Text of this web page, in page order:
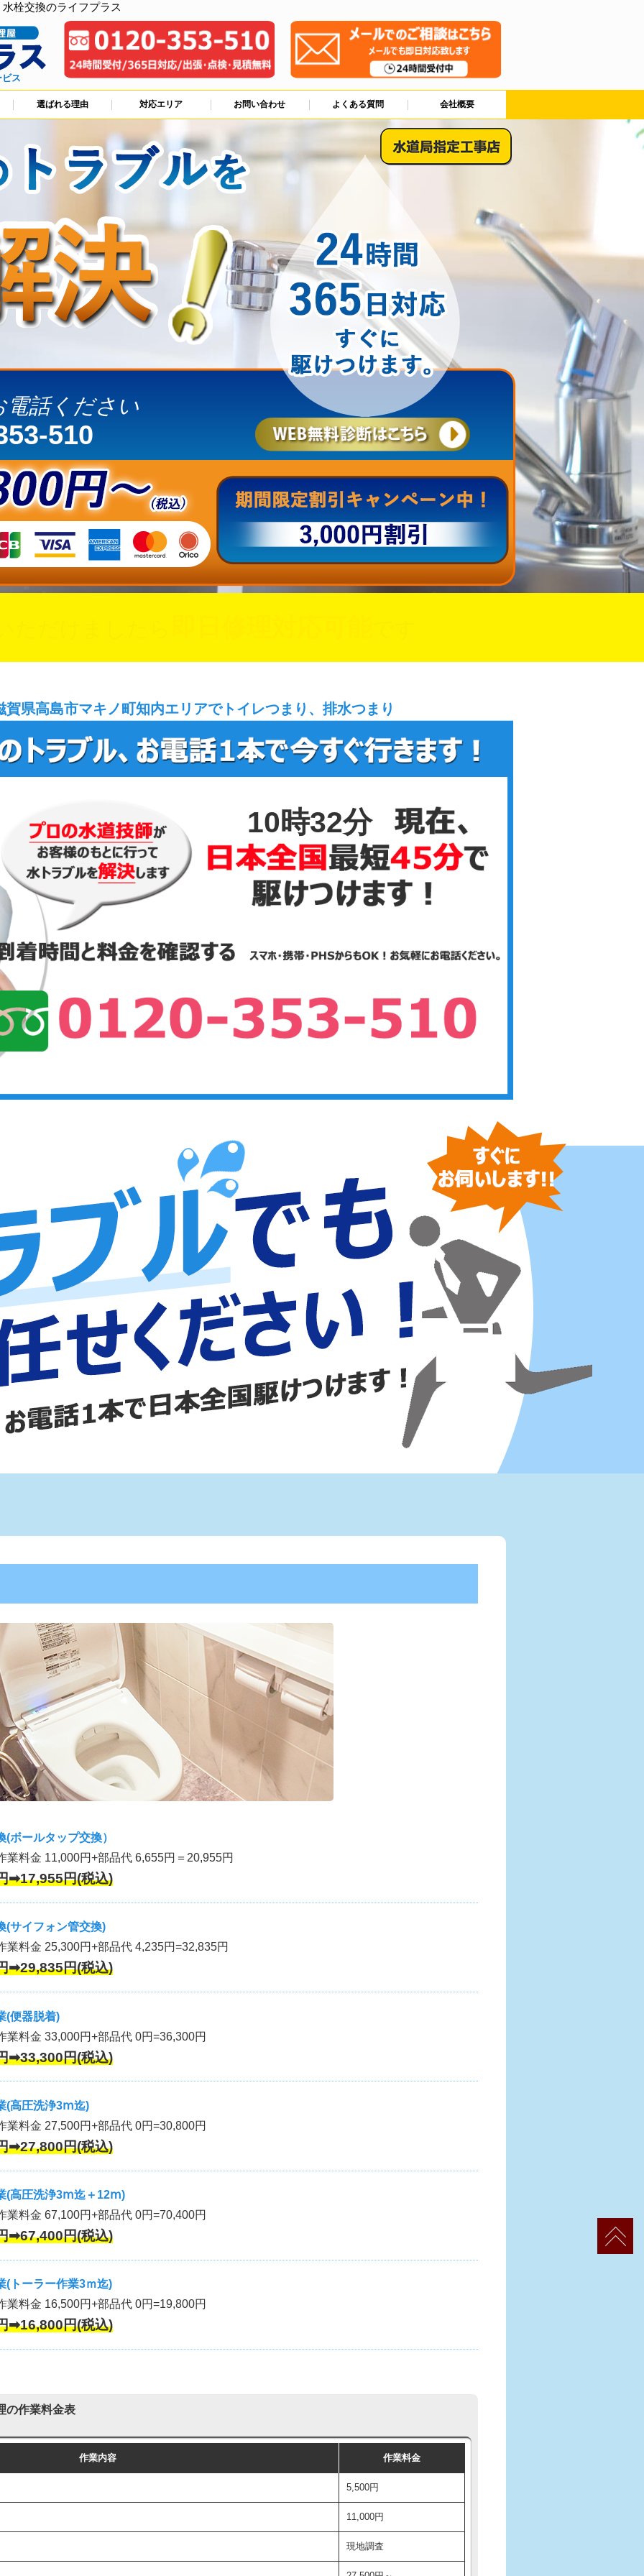
栓交換のライフプラス
ス
選ばれる理由 対応エリア お問い合わせ よくある質問 会社概要
話ください
510
賀県高島市マキノ町知内エリアでトイレつまり、排水つまり
10時32分
ボールタップ交換）
業料金 11,000円+部品代 6,655円＝20,955円
➡17,955円(税込)
(サイフォン管交換)
業料金 25,300円+部品代 4,235円=32,835円
➡29,835円(税込)
(便器脱着)
業料金 33,000円+部品代 0円=36,300円
➡33,300円(税込)
(高圧洗浄3ⅿ迄)
業料金 27,500円+部品代 0円=30,800円
➡27,800円(税込)
(高圧洗浄3ⅿ迄＋12ⅿ)
業料金 67,100円+部品代 0円=70,400円
➡67,400円(税込)
(トーラー作業3ｍ迄)
業料金 16,500円+部品代 0円=19,800円
➡16,800円(税込)
の作業料金表
作業内容 作業料金
5,500円
11,000円
現地調査